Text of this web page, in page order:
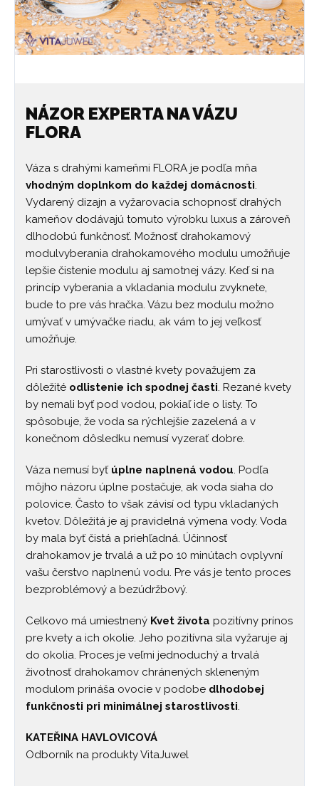
NÁZOR EXPERTA NA VÁZU
FLORA
Váza s drahými kameňmi FLORA je podľa mňa
vhodným doplnkom do každej domácnosti.
Vydarený dizajn a vyžarovacia schopnosť drahých
kameňov dodávajú tomuto výrobku luxus a zároveň
dlhodobú funkčnosť. Možnosť drahokamový
modulvyberania drahokamového modulu umožňuje
lepšie čistenie modulu aj samotnej vázy. Keď si na
princíp vyberania a vkladania modulu zvyknete,
bude to pre vás hračka. Vázu bez modulu možno
umývať v umývačke riadu, ak vám to jej veľkosť
umožňuje.
Pri starostlivosti o vlastné kvety považujem za
dôležité odlistenie ich spodnej časti. Rezané kvety
by nemali byť pod vodou, pokiaľ ide o listy. To
spôsobuje, že voda sa rýchlejšie zazelená a v
konečnom dôsledku nemusí vyzerať dobre.
Váza nemusí byť úplne naplnená vodou. Podľa
môjho názoru úplne postačuje, ak voda siaha do
polovice. Často to však závisí od typu vkladaných
kvetov. Dôležitá je aj pravidelná výmena vody. Voda
by mala byť čistá a priehľadná. Účinnosť
drahokamov je trvalá a už po 10 minútach ovplyvní
vašu čerstvo naplnenú vodu. Pre vás je tento proces
bezproblémový a bezúdržbový.
Celkovo má umiestnený Kvet života pozitívny prínos
pre kvety a ich okolie. Jeho pozitívna sila vyžaruje aj
do okolia. Proces je veľmi jednoduchý a trvalá
životnosť drahokamov chránených skleneným
modulom prináša ovocie v podobe dlhodobej
funkčnosti pri minimálnej starostlivosti.
KATEŘINA HAVLOVICOVÁ
Odborník na produkty VitaJuwel